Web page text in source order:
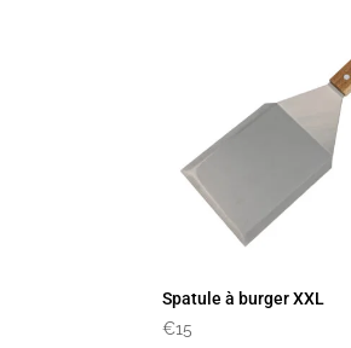
Spatule à burger XXL
€15